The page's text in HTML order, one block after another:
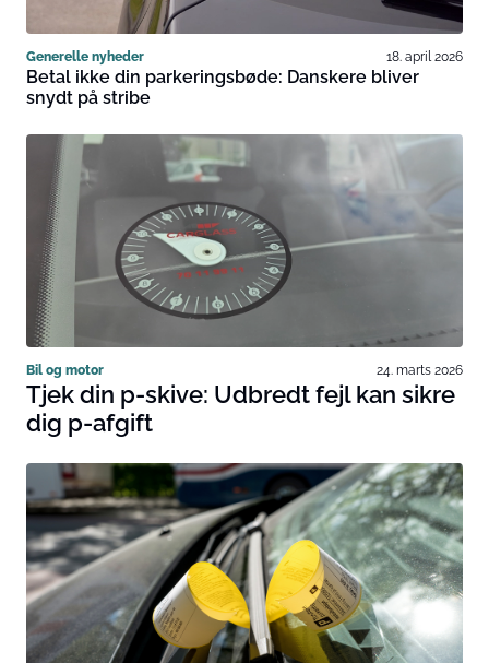
Generelle nyheder 18. april 2026
Betal ikke din parkeringsbøde: Danskere bliver
snydt på stribe
Bil og motor 24. marts 2026
Tjek din p-skive: Udbredt fejl kan sikre
dig p-afgift